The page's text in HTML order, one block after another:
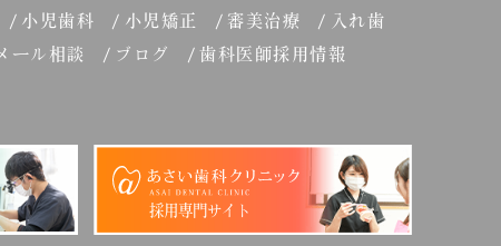
小児歯科 小児矯正 審美治療
入れ歯
ール相談 ブログ
歯科医師採用情報
採用専門サイト